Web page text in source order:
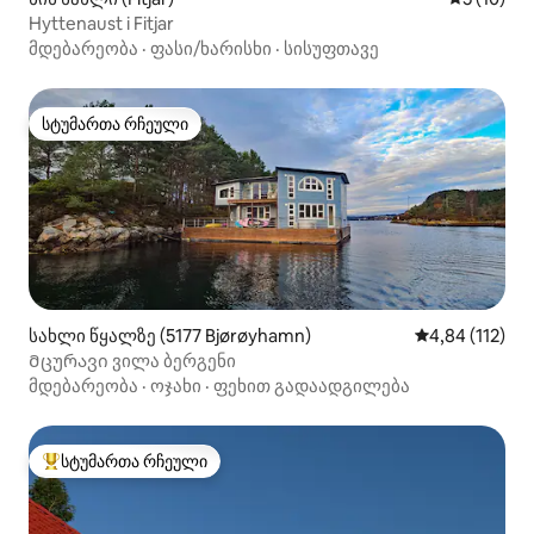
Hyttenaust i Fitjar
მდებარეობა · ფასი/ხარისხი · სისუფთავე
სტუმართა რჩეული
სტუმართა რჩეული
სახლი წყალზე (5177 Bjørøyhamn) საშუალო
4,84 (112)
Მცურავი ვილა ბერგენი
მდებარეობა · ოჯახი · ფეხით გადაადგილება
სტუმართა რჩეული მოწინავე ვარიანტი
სტუმართა რჩეული